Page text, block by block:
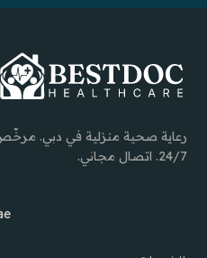
24/7. اتصال مجاني.